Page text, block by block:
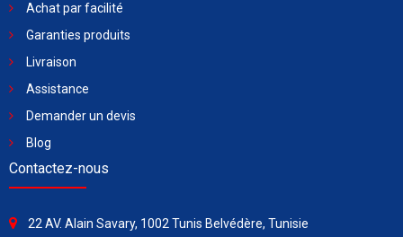
Achat par facilité
Garanties produits
Livraison
Assistance
Demander un devis
Blog
Contactez-nous
22 AV. Alain Savary, 1002 Tunis Belvédère, Tunisie